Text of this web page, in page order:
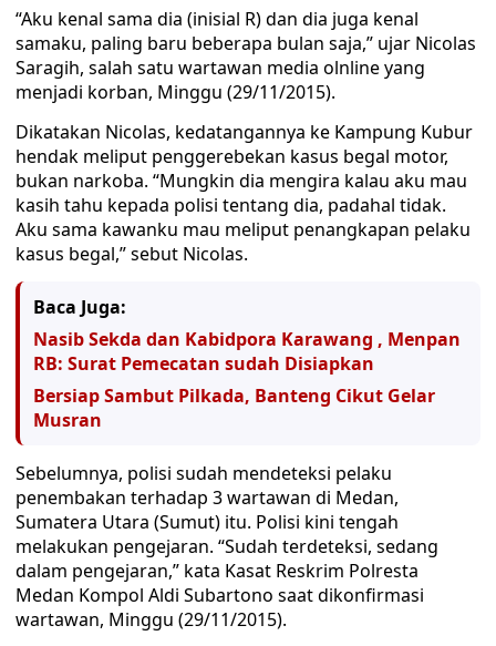
“Aku kenal sama dia (inisial R) dan dia juga kenal
samaku, paling baru beberapa bulan saja,” ujar Nicolas
Saragih, salah satu wartawan media olnline yang
menjadi korban, Minggu (29/11/2015).
Dikatakan Nicolas, kedatangannya ke Kampung Kubur
hendak meliput penggerebekan kasus begal motor,
bukan narkoba. “Mungkin dia mengira kalau aku mau
kasih tahu kepada polisi tentang dia, padahal tidak.
Aku sama kawanku mau meliput penangkapan pelaku
kasus begal,” sebut Nicolas.
Baca Juga:
Nasib Sekda dan Kabidpora Karawang , Menpan
RB: Surat Pemecatan sudah Disiapkan
Bersiap Sambut Pilkada, Banteng Cikut Gelar
Musran
Sebelumnya, polisi sudah mendeteksi pelaku
penembakan terhadap 3 wartawan di Medan,
Sumatera Utara (Sumut) itu. Polisi kini tengah
melakukan pengejaran. “Sudah terdeteksi, sedang
dalam pengejaran,” kata Kasat Reskrim Polresta
Medan Kompol Aldi Subartono saat dikonfirmasi
wartawan, Minggu (29/11/2015).